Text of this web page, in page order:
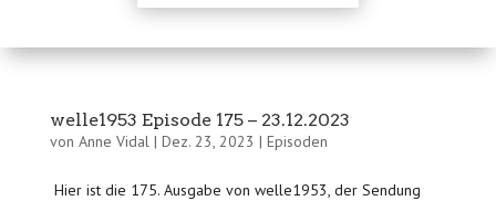
welle1953 Episode 175 – 23.12.2023
von Anne Vidal| Dez. 23, 2023 | Episoden
Hier ist die 175. Ausgabe von welle1953, der Sendung